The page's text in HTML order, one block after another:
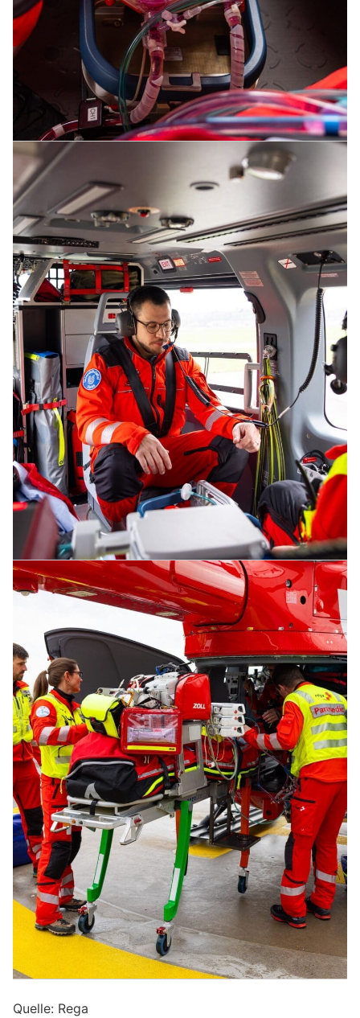
Quelle: Rega